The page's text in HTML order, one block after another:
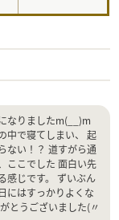
なりましたm(__)m
中で寝てしまい、 起
ない！？ 道すがら通
ここでした 面白い先
感じです。 ずいぶん
にはすっかりよくな
とうございました(〃